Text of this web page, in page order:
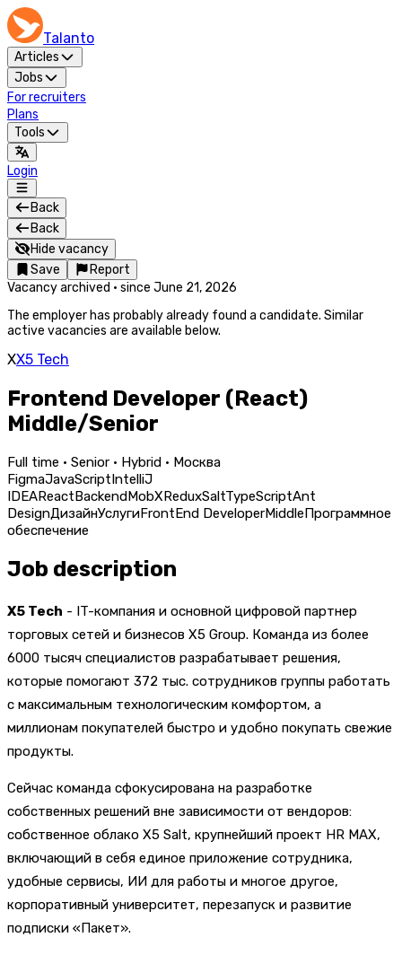
Talanto
Articles
Jobs
For recruiters
Plans
Tools
Login
Back
Back
Hide vacancy
Save
Report
Vacancy archived · since June 21, 2026
The employer has probably already found a candidate. Similar
active vacancies are available below.
XX5 Tech
Frontend Developer (React)
Middle/Senior
Full time · Senior · Hybrid · Москва
FigmaJavaScriptIntelliJ
IDEAReactBackendMobXReduxSaltTypeScriptAnt
DesignДизайнУслугиFrontEnd DeveloperMiddleПрограммное
обеспечение
Job description
X5 Tech - IT-компания и основной цифровой партнер
торговых сетей и бизнесов X5 Group. Команда из более
6000 тысяч специалистов разрабатывает решения,
которые помогают 372 тыс. сотрудников группы работать
с максимальным технологическим комфортом, а
миллионам покупателей быстро и удобно покупать свежие
продукты.
Сейчас команда сфокусирована на разработке
собственных решений вне зависимости от вендоров:
собственное облако X5 Salt, крупнейший проект HR MAX,
включающий в себя единое приложение сотрудника,
удобные сервисы, ИИ для работы и многое другое,
корпоративный университет, перезапуск и развитие
подписки «Пакет».